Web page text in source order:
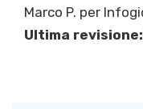
Marco P. per
Ultima revisione: